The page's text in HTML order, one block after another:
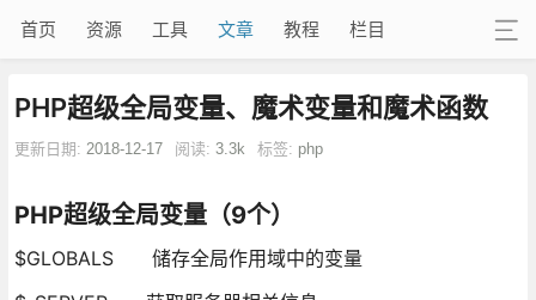
首页 资源 工具 文章 教程 栏目
PHP超级全局变量、魔术变量和魔术函数
更新日期: 2018-12-17 阅读: 3.3k 标签: php
PHP超级全局变量（9个）
$GLOBALS 储存全局作用域中的变量